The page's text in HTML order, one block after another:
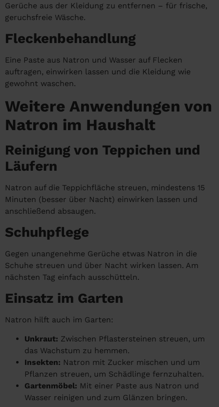
Gerüche aus der Kleidung zu entfernen – für frische,
geruchsfreie Wäsche.
Fleckenbehandlung
Eine Paste aus Natron und Wasser auf Flecken
auftragen, einwirken lassen und die Kleidung wie
gewohnt waschen.
Weitere Anwendungen von
Natron im Haushalt
Reinigung von Teppichen und
Läufern
Natron auf die Teppichfläche streuen, mindestens 15
Minuten (besser über Nacht) einwirken lassen und
anschließend absaugen.
Schuhpflege
Gegen unangenehme Gerüche etwas Natron in die
Schuhe streuen und über Nacht wirken lassen. Am
nächsten Tag einfach ausschütteln.
Einsatz im Garten
Natron hilft auch im Garten:
Unkraut: Zwischen Pflastersteinen streuen, um
das Wachstum zu hemmen.
Insekten: Natron mit Zucker mischen und um
Pflanzen streuen, um Schädlinge fernzuhalten.
Gartenmöbel: Mit einer Paste aus Natron und
Wasser reinigen und zum Glänzen bringen.